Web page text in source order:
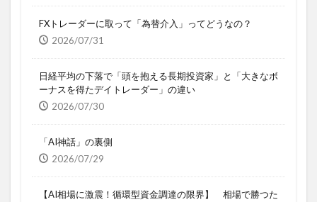
FXトレーダーに取って「為替介入」ってどうなの？
2026/07/31
日経平均の下落で「頭を抱える長期投資家」と「大きなボ
ーナスを得たデイトレーダー」の違い
2026/07/30
「AI神話」の裏側
2026/07/29
【AI相場に激震！循環型資金調達の限界】 相場で勝つた